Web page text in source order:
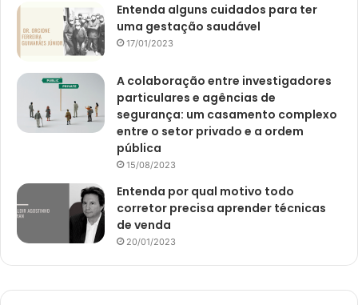
Entenda alguns cuidados para ter
uma gestação saudável
17/01/2023
A colaboração entre investigadores
particulares e agências de
segurança: um casamento complexo
entre o setor privado e a ordem
pública
15/08/2023
Entenda por qual motivo todo
corretor precisa aprender técnicas
de venda
20/01/2023